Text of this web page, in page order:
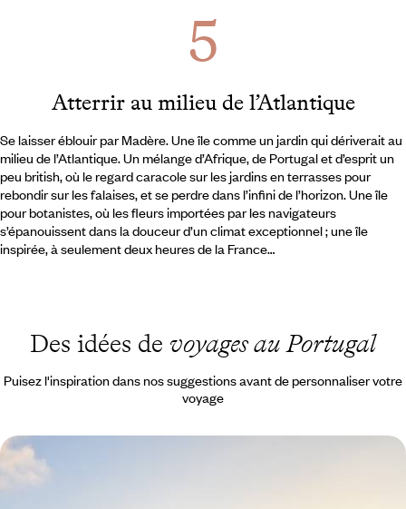
Atterrir au milieu de l’Atlantique
Se laisser éblouir par Madère. Une île comme un jardin qui dériverait au
milieu de l’Atlantique. Un mélange d’Afrique, de Portugal et d’esprit un
peu british, où le regard caracole sur les jardins en terrasses pour
rebondir sur les falaises, et se perdre dans l’infini de l’horizon. Une île
pour botanistes, où les fleurs importées par les navigateurs
s’épanouissent dans la douceur d’un climat exceptionnel ; une île
inspirée, à seulement deux heures de la France…
Des idées de voyages au Portugal
Puisez l'inspiration dans nos suggestions avant de personnaliser votre
voyage
Hors saison, Lisbonne et l'océan - Good vibes
urbaines et retraite au vert